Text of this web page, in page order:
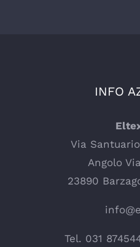
INFO
Via
Angolo
23890
Tel. 031